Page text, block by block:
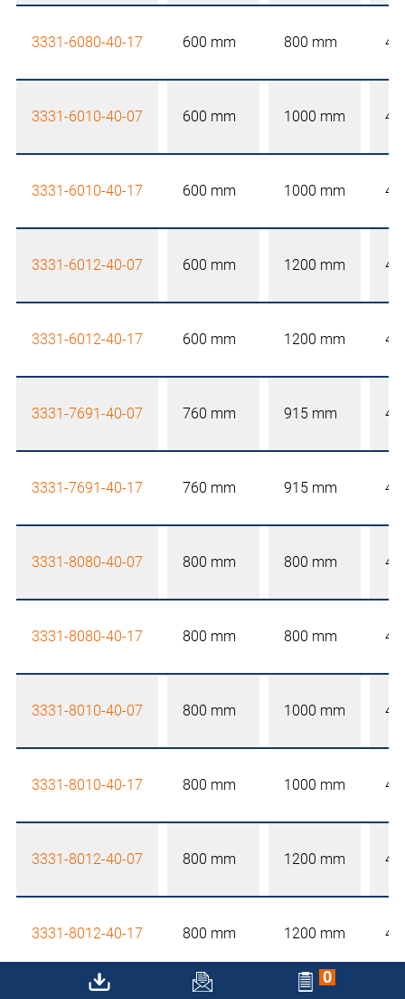
0
3331-6080-40-17 600 mm 800 mm
3331-6010-40-07 600 mm 1000 mm
3331-6010-40-17 600 mm 1000 mm
3331-6012-40-07 600 mm 1200 mm
3331-6012-40-17 600 mm 1200 mm
3331-7691-40-07 760 mm 915 mm
3331-7691-40-17 760 mm 915 mm
3331-8080-40-07 800 mm 800 mm
3331-8080-40-17 800 mm 800 mm
3331-8010-40-07 800 mm 1000 mm
3331-8010-40-17 800 mm 1000 mm
3331-8012-40-07 800 mm 1200 mm
3331-8012-40-17 800 mm 1200 mm